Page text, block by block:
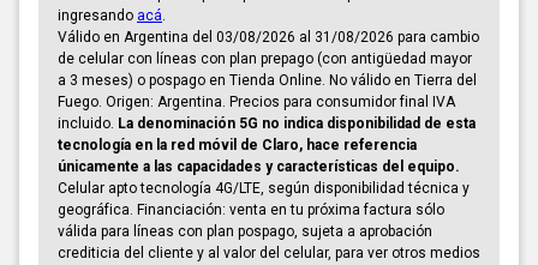
ingresando acá.
Válido en Argentina del 03/08/2026 al 31/08/2026 para cambio
de celular con líneas con plan prepago (con antigüedad mayor
a 3 meses) o pospago en Tienda Online. No válido en Tierra del
Fuego. Origen: Argentina. Precios para consumidor final IVA
incluido. La denominación 5G no indica disponibilidad de esta
tecnología en la red móvil de Claro, hace referencia
únicamente a las capacidades y características del equipo.
Celular apto tecnología 4G/LTE, según disponibilidad técnica y
geográfica. Financiación: venta en tu próxima factura sólo
válida para líneas con plan pospago, sujeta a aprobación
crediticia del cliente y al valor del celular, para ver otros medios